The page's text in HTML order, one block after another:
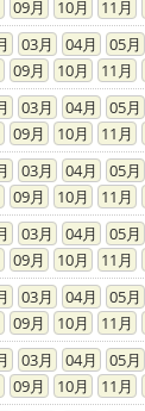
09 10 11
03 04 05
09 10 11
03 04 05
09 10 11
03 04 05
09 10 11
03 04 05
09 10 11
03 04 05
09 10 11
03 04 05
09 10 11